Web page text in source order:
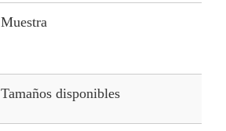
Muestra
Tamaños disponibles